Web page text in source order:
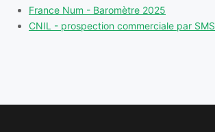
France Num - Baromètre 2025
CNIL - prospection commerciale par SMS